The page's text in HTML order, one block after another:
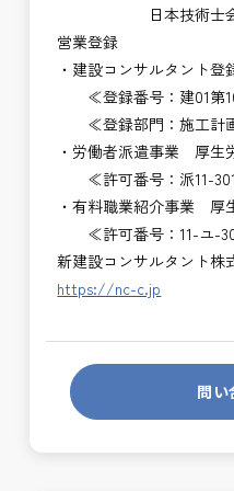
日本技術士会（
営業登録
・建設コンサルタント
≪登録番号：建01第
≪登録部門：施工計
・労働者派遣事業 厚生
≪許可番号：派11-
・有料職業紹介事業 厚
≪許可番号：11-ユ-
新建設コンサルタント株
https://nc-c.jp
問い